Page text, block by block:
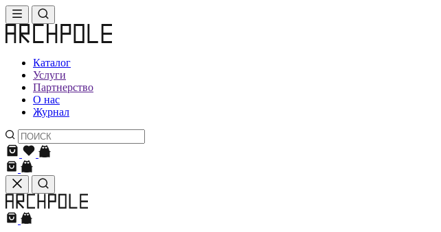
Каталог
Услуги
Партнерство
О нас
Журнал